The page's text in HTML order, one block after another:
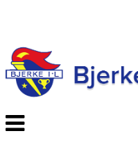
Veksle
navigasjon